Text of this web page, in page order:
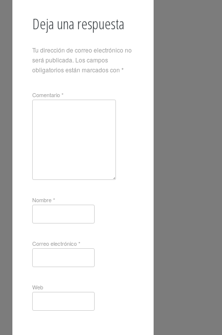
Deja una respuesta
Tu dirección de correo electrónico no
será publicada. Los campos
obligatorios están marcados con *
Comentario*
Nombre*
Correo electrónico*
Web